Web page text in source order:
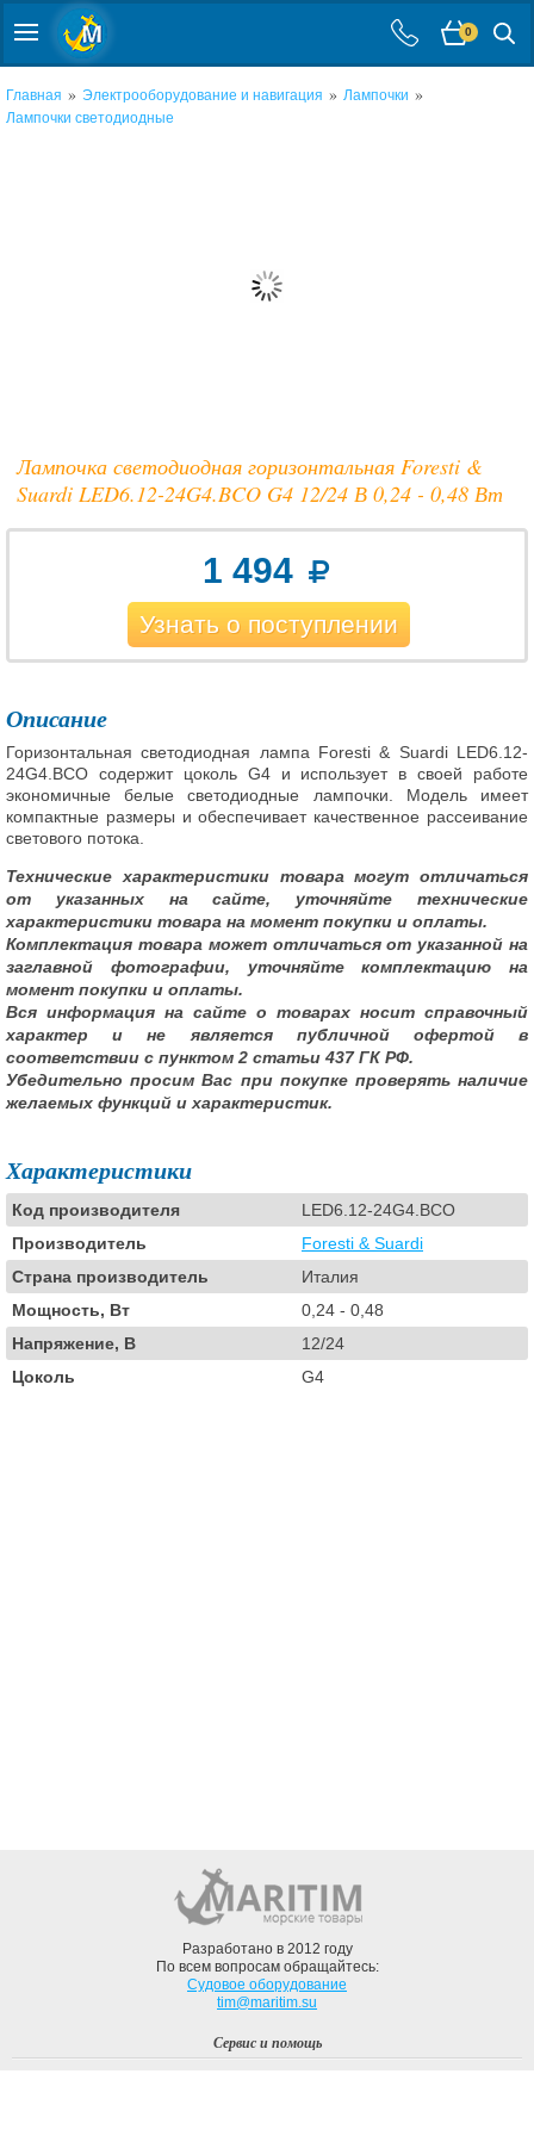
0
Главная » Электрооборудование и навигация » Лампочки »
Лампочки светодиодные
Лампочка светодиодная горизонтальная Foresti &
Suardi LED6.12-24G4.BCO G4 12/24 В 0,24 - 0,48 Вт
1 494
Узнать о поступлении
Описание
Горизонтальная светодиодная лампа Foresti & Suardi LED6.12-
24G4.BCO содержит цоколь G4 и использует в своей работе
экономичные белые светодиодные лампочки. Модель имеет
компактные размеры и обеспечивает качественное рассеивание
светового потока.
Технические характеристики товара могут отличаться
от указанных на сайте, уточняйте технические
характеристики товара на момент покупки и оплаты.
Комплектация товара может отличаться от указанной на
заглавной фотографии, уточняйте комплектацию на
момент покупки и оплаты.
Вся информация на сайте о товарах носит справочный
характер и не является публичной офертой в
соответствии с пунктом 2 статьи 437 ГК РФ.
Убедительно просим Вас при покупке проверять наличие
желаемых функций и характеристик.
Характеристики
Код производителя
LED6.12-24G4.BCO
Производитель
Foresti & Suardi
Страна производитель
Италия
Мощность, Вт
0,24 - 0,48
Напряжение, В
12/24
Цоколь
G4
Разработано в 2012 году
По всем вопросам обращайтесь:
Судовое оборудование
tim@maritim.su
Сервис и помощь